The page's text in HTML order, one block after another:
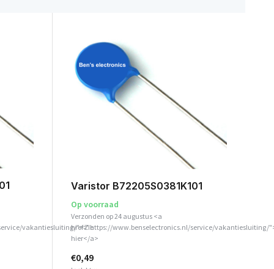
vakantiesluiting/">Zie
Varistor B72205S0381K101
Op voorraad
Verzonden op 24 augustus <a
href="https://www.benselectronics.nl/service/vakantiesluiting/
hier</a>
€0,49